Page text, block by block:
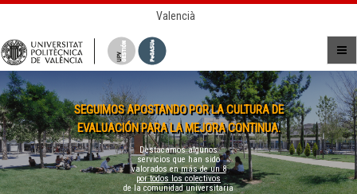
Valencià
SEGUIMOS APOSTANDO POR LA CULTURA DE
EVALUACIÓN PARA LA MEJORA CONTINUA.
Destacamos algunos
servicios que han sido
valorados enmás de un 8
por todos los colectivos
de la comunidad universitaria